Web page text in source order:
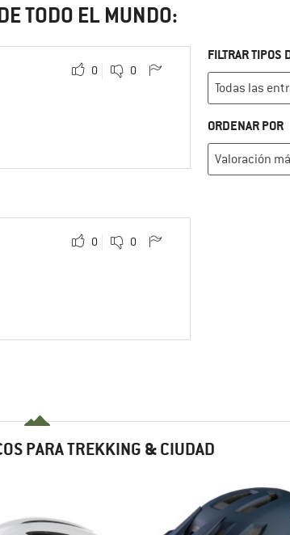
TODO EL MUNDO:
0 0
0 0
FILTRAR TIPOS
ORDENAR POR
PARA TREKKING & CIUDAD